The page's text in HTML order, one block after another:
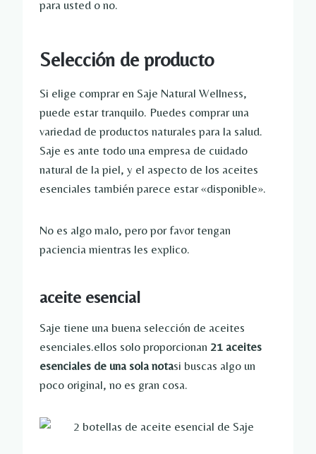
para usted o no.
Selección de producto
Si elige comprar en Saje Natural Wellness,
puede estar tranquilo. Puedes comprar una
variedad de productos naturales para la salud.
Saje es ante todo una empresa de cuidado
natural de la piel, y el aspecto de los aceites
esenciales también parece estar «disponible».
No es algo malo, pero por favor tengan
paciencia mientras les explico.
aceite esencial
Saje tiene una buena selección de aceites
esenciales.ellos solo proporcionan 21 aceites
esenciales de una sola notasi buscas algo un
poco original, no es gran cosa.